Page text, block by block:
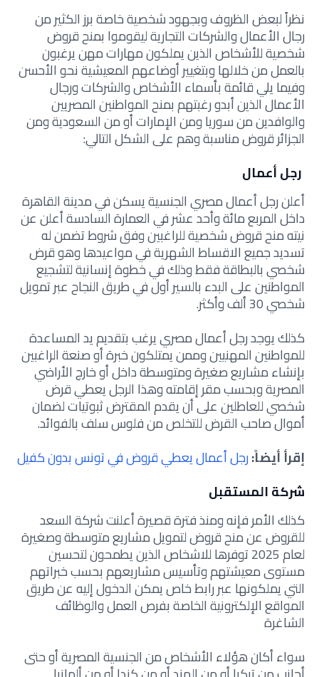
نظراً لبعض الظروف وبجهود شخصية خاصة برز الكثير من
رجال الأعمال والشركات التجارية ليقوموا بمنح قروض
شخصية للأشخاص الذين يملكون مهارات مهن يرغبون
بالعمل من خلالها وبتغيير أوضاعهم المعيشية نحو الأحسن
وفيما يلي قائمة بأسماء الأشخاص والشركات ورجال
الأعمال الذين أبدو رغبتهم بمنح المواطنين المصريين
والوافدين من سوريا ومن الإمارات أو من السعودية ومن
الجزائر قروض مناسبة وهم على الشكل التالي:
رجل أعمال
أعلن رجل أعمال مصري الجنسية يسكن في مدينة القاهرة
داخل المربع مائة وأحد عشر في العمارة السادسة أعلن عن
نيته منح قروض شخصية للراغبين وفق شروط تضمن له
تسديد جميع الاقساط الشهرية في مواعيدها وهو قرض
شخصي بالبطاقة فقط وذلك في خطوة إنسانية لتشجيع
المواطنين على البدء بالسير أول في طريق النجاح عبر تمويل
شخصي 30 ألف وأكثر.
كذلك يوجد رجل أعمال مصري يرغب بتقديم يد المساعدة
للمواطنين المهنيين وممن يمتلكون خبرة أو صنعة الراغبين
بإنشاء مشاريع صغيرة ومتوسطة داخل أو خارج الأراضي
المصرية وبحسب مقر إقامته وهذا الرجل يعطي قرض
شخصي للعاطلين على أن يقدم المقترض ثبوتيات لضمان
أموال صاحب القرض للتخلص من فلوس سلف بالفوائد.
إقرأ أيضاً:رجل أعمال يعطي قروض في تونس بدون كفيل
شركة المستقبل
كذلك الأمر فإنه ومنذ فترة قصيرة أعلنت شركة السعد
للقروض عن منح قروض لتمويل مشاريع متوسطة وصغيرة
لعام 2025 توفرها للاشخاص الذين يطمحون لتحسين
مستوى معيشتهم وتأسيس مشاريعهم بحسب خبراتهم
التي يملكونها عبر رابط خاص يمكن الدخول إليه عن طريق
المواقع الإلكترونية الخاصة بفرص العمل والوظائف
الشاغرة
سواء أكان هؤلاء الأشخاص من الجنسية المصرية أو حتى